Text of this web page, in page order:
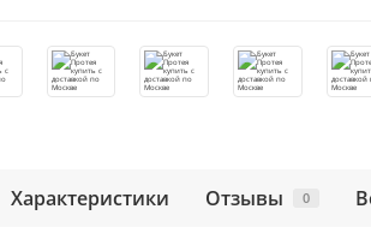
Характеристики Отзывы 0